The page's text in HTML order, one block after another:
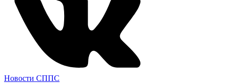
Новости СППС